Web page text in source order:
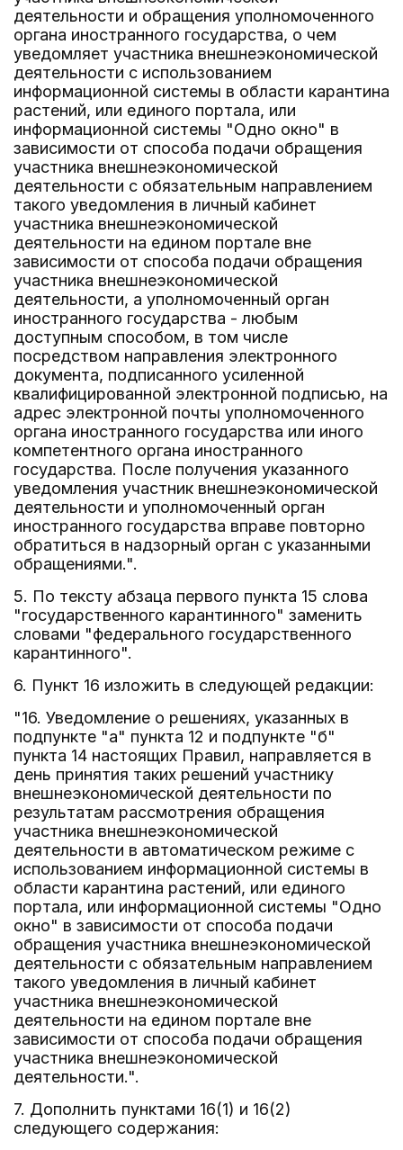
деятельности и обращения уполномоченного
органа иностранного государства, о чем
уведомляет участника внешнеэкономической
деятельности с использованием
информационной системы в области карантина
растений, или единого портала, или
информационной системы "Одно окно" в
зависимости от способа подачи обращения
участника внешнеэкономической
деятельности с обязательным направлением
такого уведомления в личный кабинет
участника внешнеэкономической
деятельности на едином портале вне
зависимости от способа подачи обращения
участника внешнеэкономической
деятельности, а уполномоченный орган
иностранного государства - любым
доступным способом, в том числе
посредством направления электронного
документа, подписанного усиленной
квалифицированной электронной подписью, на
адрес электронной почты уполномоченного
органа иностранного государства или иного
компетентного органа иностранного
государства. После получения указанного
уведомления участник внешнеэкономической
деятельности и уполномоченный орган
иностранного государства вправе повторно
обратиться в надзорный орган с указанными
обращениями.".
5. По тексту абзаца первого пункта 15 слова
"государственного карантинного" заменить
словами "федерального государственного
карантинного".
6. Пункт 16 изложить в следующей редакции:
"16. Уведомление о решениях, указанных в
подпункте "а" пункта 12 и подпункте "б"
пункта 14 настоящих Правил, направляется в
день принятия таких решений участнику
внешнеэкономической деятельности по
результатам рассмотрения обращения
участника внешнеэкономической
деятельности в автоматическом режиме с
использованием информационной системы в
области карантина растений, или единого
портала, или информационной системы "Одно
окно" в зависимости от способа подачи
обращения участника внешнеэкономической
деятельности с обязательным направлением
такого уведомления в личный кабинет
участника внешнеэкономической
деятельности на едином портале вне
зависимости от способа подачи обращения
участника внешнеэкономической
деятельности.".
7. Дополнить пунктами 16(1) и 16(2)
следующего содержания: